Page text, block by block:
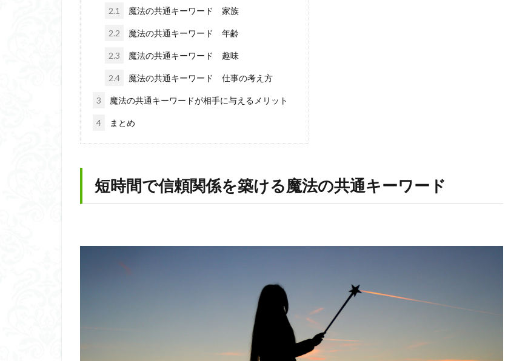
2.1 魔法の共通キーワード 家族
2.2 魔法の共通キーワード 年齢
2.3 魔法の共通キーワード 趣味
2.4 魔法の共通キーワード 仕事の考え方
3 魔法の共通キーワードが相手に与えるメリット
4 まとめ
短時間で信頼関係を築ける魔法の共通キーワード